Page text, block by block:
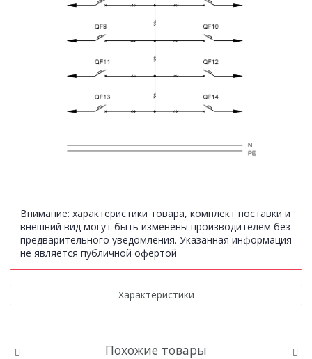
Внимание: характеристики товара, комплект поставки и
внешний вид могут быть изменены производителем без
предварительного уведомления. Указанная информация
не является публичной офертой
Характеристики
Похожие товары